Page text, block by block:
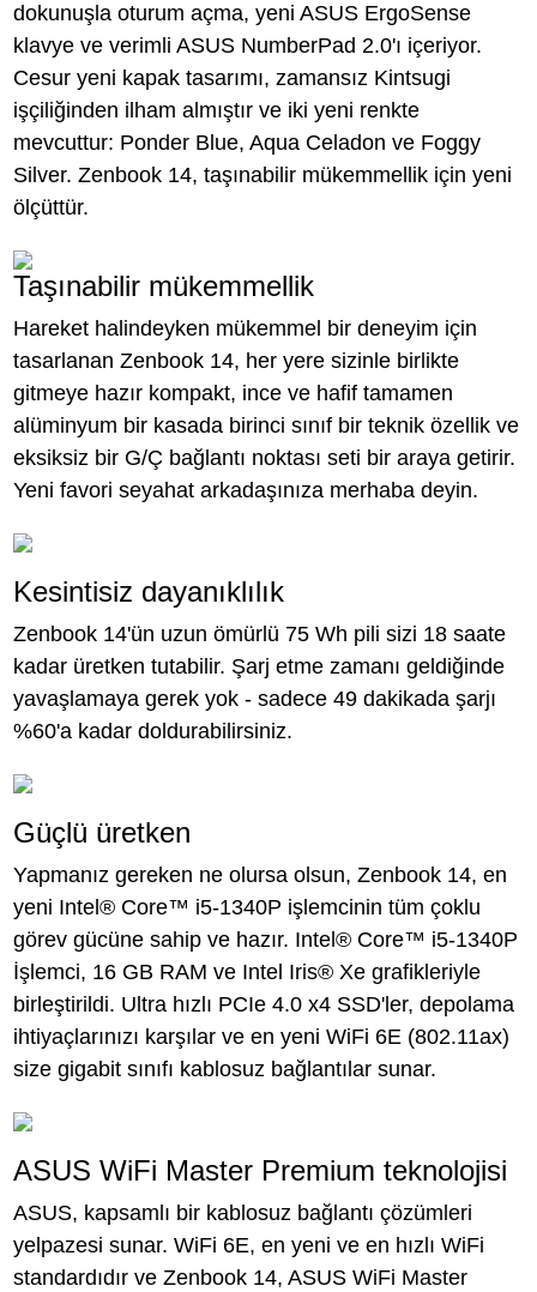
dokunuşla oturum açma, yeni ASUS ErgoSense
klavye ve verimli ASUS NumberPad 2.0'ı içeriyor.
Cesur yeni kapak tasarımı, zamansız Kintsugi
işçiliğinden ilham almıştır ve iki yeni renkte
mevcuttur: Ponder Blue, Aqua Celadon ve Foggy
Silver. Zenbook 14, taşınabilir mükemmellik için yeni
ölçüttür.
Taşınabilir mükemmellik
Hareket halindeyken mükemmel bir deneyim için
tasarlanan Zenbook 14, her yere sizinle birlikte
gitmeye hazır kompakt, ince ve hafif tamamen
alüminyum bir kasada birinci sınıf bir teknik özellik ve
eksiksiz bir G/Ç bağlantı noktası seti bir araya getirir.
Yeni favori seyahat arkadaşınıza merhaba deyin.
Kesintisiz dayanıklılık
Zenbook 14'ün uzun ömürlü 75 Wh pili sizi 18 saate
kadar üretken tutabilir. Şarj etme zamanı geldiğinde
yavaşlamaya gerek yok - sadece 49 dakikada şarjı
%60'a kadar doldurabilirsiniz.
Güçlü üretken
Yapmanız gereken ne olursa olsun, Zenbook 14, en
yeni Intel® Core™ i5-1340P işlemcinin tüm çoklu
görev gücüne sahip ve hazır. Intel® Core™ i5-1340P
İşlemci, 16 GB RAM ve Intel Iris® Xe grafikleriyle
birleştirildi. Ultra hızlı PCIe 4.0 x4 SSD'ler, depolama
ihtiyaçlarınızı karşılar ve en yeni WiFi 6E (802.11ax)
size gigabit sınıfı kablosuz bağlantılar sunar.
ASUS WiFi Master Premium teknolojisi
ASUS, kapsamlı bir kablosuz bağlantı çözümleri
yelpazesi sunar. WiFi 6E, en yeni ve en hızlı WiFi
standardıdır ve Zenbook 14, ASUS WiFi Master